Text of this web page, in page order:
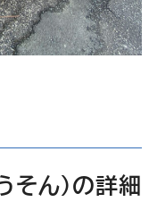
そん）の詳細